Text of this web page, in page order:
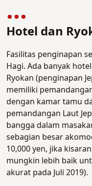
Hotel dan
Fasilitas penginapan
Hagi. Ada banyak
Ryokan (penginapan
memiliki
dengan kamar tamu
pemandangan Laut
bangga dalam
sebagian besar
10,000 yen, jika
mungkin lebih baik
akurat pada Juli 2019).